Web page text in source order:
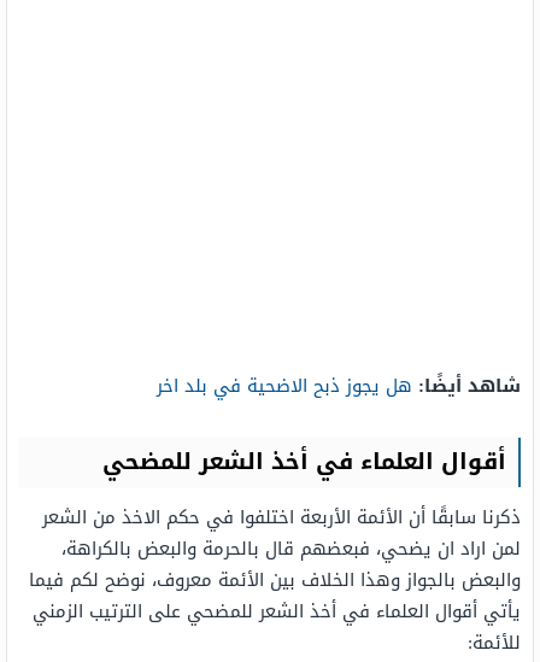
شاهد أيضًا: هل يجوز ذبح الاضحية في بلد اخر
أقوال العلماء في أخذ الشعر للمضحي
ذكرنا سابقًا أن الأئمة الأربعة اختلفوا في حكم الاخذ من الشعر
لمن اراد ان يضحي، فبعضهم قال بالحرمة والبعض بالكراهة،
والبعض بالجواز وهذا الخلاف بين الأئمة معروف، نوضح لكم فيما
يأتي أقوال العلماء في أخذ الشعر للمضحي على الترتيب الزمني
للأئمة: